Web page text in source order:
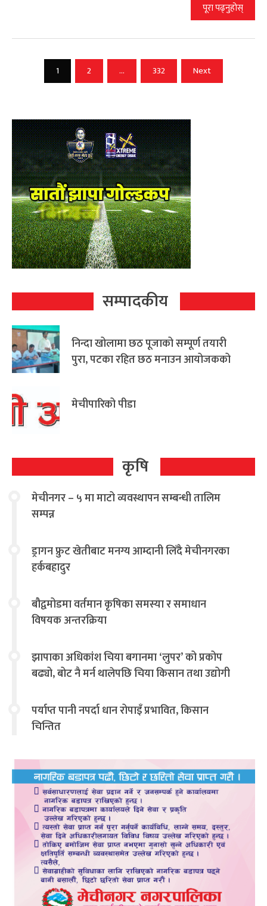
पूरा पढ्नुहोस्
Posts
pagination
1 2 … 332 Next
सम्पादकीय
निन्दा खोलामा छठ पूजाको सम्पूर्ण तयारी
पुरा, पटका रहित छठ मनाउन आयोजकको
मेचीपारिको पीडा
कृषि
मेचीनगर – ५ मा माटो व्यवस्थापन सम्बन्धी तालिम
सम्पन्न
ड्रागन फ्रुट खेतीबाट मनग्य आम्दानी लिँदै मेचीनगरका
हर्कबहादुर
बौद्वमोडमा वर्तमान कृषिका समस्या र समाधान
विषयक अन्तरक्रिया
झापाका अधिकांश चिया बगानमा ‘लुपर’ को प्रकोप
बढ्यो, बोट नै मर्न थालेपछि चिया किसान तथा उद्योगी
पर्याप्त पानी नपर्दा धान रोपाइँ प्रभावित, किसान
चिन्तित